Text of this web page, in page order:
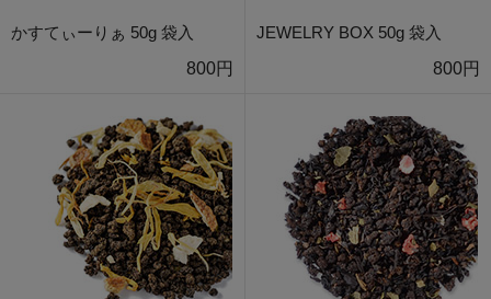
かすてぃーりぁ 50g 袋入
800円
JEWELRY BOX 50g 袋入
800円